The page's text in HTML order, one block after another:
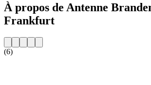
À propos de Antenne
Frankfurt
(6)